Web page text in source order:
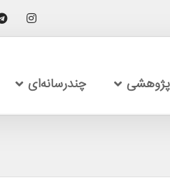
چندرسانه‌ای